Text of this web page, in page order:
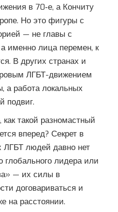
в 70‑е, а Кончиту
Но это фигуры с
— не главы с
именно лица перемен, к
В других странах и
ЛГБТ-движением
а работа локальных
подвиг.
как такой разномастный
вперед? Секрет в
ЛГБТ людей давно нет
глобального лидера или
— их силы в
договариваться и
на расстоянии.